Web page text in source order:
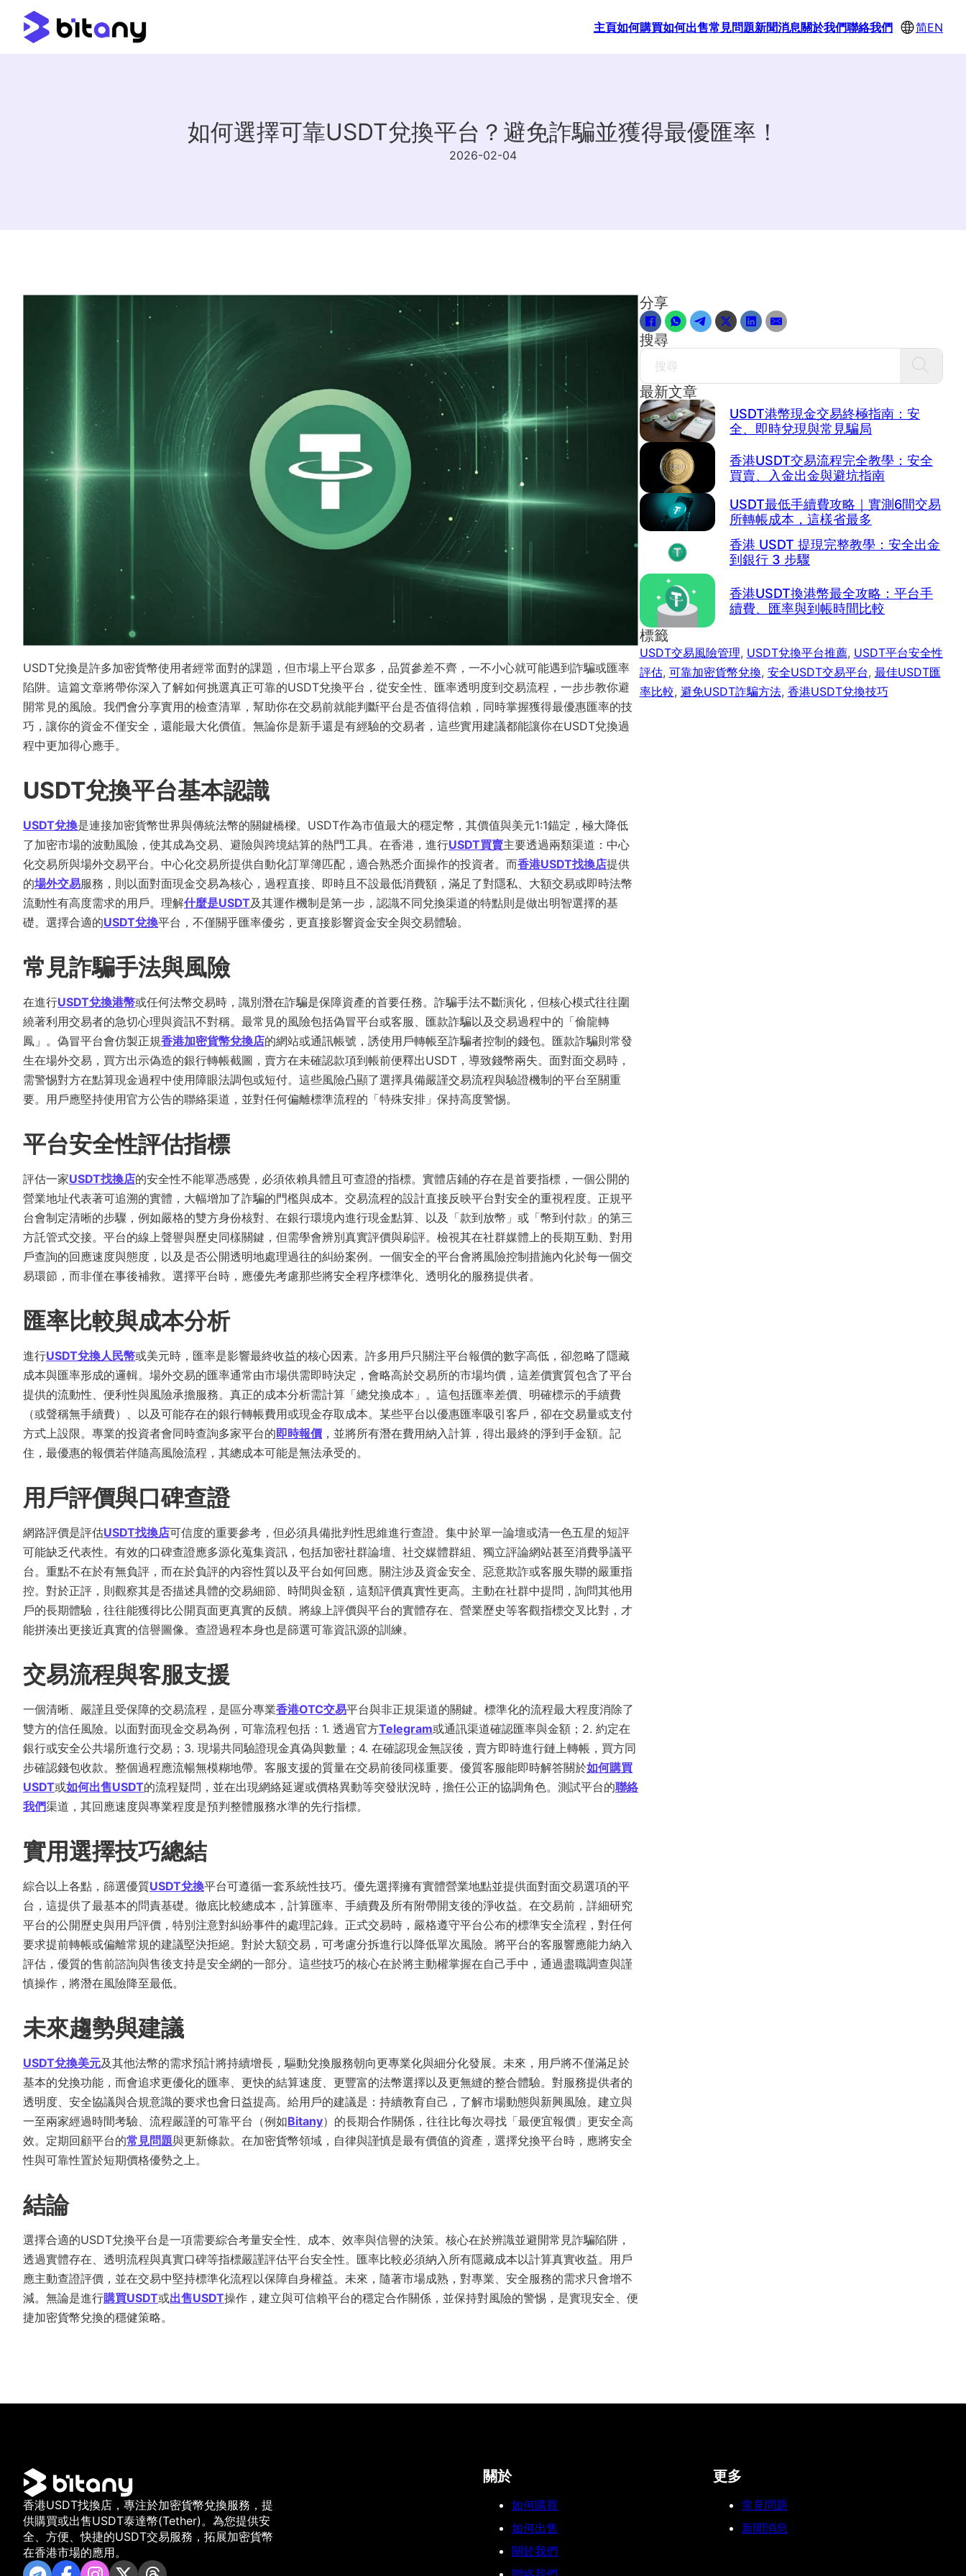
主頁如何購買如何出售常見問題新聞消息關於我們聯絡我們 简EN
如何選擇可靠USDT兌換平台？避免詐騙並獲得最優匯率！
2026-02-04
USDT兌換是許多加密貨幣使用者經常面對的課題，但市場上平台眾多，品質參差不齊，一不小心就可能遇到詐騙或匯率
陷阱。這篇文章將帶你深入了解如何挑選真正可靠的USDT兌換平台，從安全性、匯率透明度到交易流程，一步步教你避
開常見的風險。我們會分享實用的檢查清單，幫助你在交易前就能判斷平台是否值得信賴，同時掌握獲得最優惠匯率的技
巧，讓你的資金不僅安全，還能最大化價值。無論你是新手還是有經驗的交易者，這些實用建議都能讓你在USDT兌換過
程中更加得心應手。
USDT兌換平台基本認識
USDT兌換是連接加密貨幣世界與傳統法幣的關鍵橋樑。USDT作為市值最大的穩定幣，其價值與美元1:1錨定，極大降低
了加密市場的波動風險，使其成為交易、避險與跨境結算的熱門工具。在香港，進行USDT買賣主要透過兩類渠道：中心
化交易所與場外交易平台。中心化交易所提供自動化訂單簿匹配，適合熟悉介面操作的投資者。而香港USDT找換店提供
的場外交易服務，則以面對面現金交易為核心，過程直接、即時且不設最低消費額，滿足了對隱私、大額交易或即時法幣
流動性有高度需求的用戶。理解什麼是USDT及其運作機制是第一步，認識不同兌換渠道的特點則是做出明智選擇的基
礎。選擇合適的USDT兌換平台，不僅關乎匯率優劣，更直接影響資金安全與交易體驗。
常見詐騙手法與風險
在進行USDT兌換港幣或任何法幣交易時，識別潛在詐騙是保障資產的首要任務。詐騙手法不斷演化，但核心模式往往圍
繞著利用交易者的急切心理與資訊不對稱。最常見的風險包括偽冒平台或客服、匯款詐騙以及交易過程中的「偷龍轉
鳳」。偽冒平台會仿製正規香港加密貨幣兌換店的網站或通訊帳號，誘使用戶轉帳至詐騙者控制的錢包。匯款詐騙則常發
生在場外交易，買方出示偽造的銀行轉帳截圖，賣方在未確認款項到帳前便釋出USDT，導致錢幣兩失。面對面交易時，
需警惕對方在點算現金過程中使用障眼法調包或短付。這些風險凸顯了選擇具備嚴謹交易流程與驗證機制的平台至關重
要。用戶應堅持使用官方公告的聯絡渠道，並對任何偏離標準流程的「特殊安排」保持高度警惕。
平台安全性評估指標
評估一家USDT找換店的安全性不能單憑感覺，必須依賴具體且可查證的指標。實體店鋪的存在是首要指標，一個公開的
營業地址代表著可追溯的實體，大幅增加了詐騙的門檻與成本。交易流程的設計直接反映平台對安全的重視程度。正規平
台會制定清晰的步驟，例如嚴格的雙方身份核對、在銀行環境內進行現金點算、以及「款到放幣」或「幣到付款」的第三
方託管式交接。平台的線上聲譽與歷史同樣關鍵，但需學會辨別真實評價與刷評。檢視其在社群媒體上的長期互動、對用
戶查詢的回應速度與態度，以及是否公開透明地處理過往的糾紛案例。一個安全的平台會將風險控制措施內化於每一個交
易環節，而非僅在事後補救。選擇平台時，應優先考慮那些將安全程序標準化、透明化的服務提供者。
匯率比較與成本分析
進行USDT兌換人民幣或美元時，匯率是影響最終收益的核心因素。許多用戶只關注平台報價的數字高低，卻忽略了隱藏
成本與匯率形成的邏輯。場外交易的匯率通常由市場供需即時決定，會略高於交易所的市場均價，這差價實質包含了平台
提供的流動性、便利性與風險承擔服務。真正的成本分析需計算「總兌換成本」。這包括匯率差價、明確標示的手續費
（或聲稱無手續費）、以及可能存在的銀行轉帳費用或現金存取成本。某些平台以優惠匯率吸引客戶，卻在交易量或支付
方式上設限。專業的投資者會同時查詢多家平台的即時報價 ，並將所有潛在費用納入計算，得出最終的淨到手金額。記
住，最優惠的報價若伴隨高風險流程，其總成本可能是無法承受的。
用戶評價與口碑查證
網路評價是評估USDT找換店可信度的重要參考，但必須具備批判性思維進行查證。集中於單一論壇或清一色五星的短評
可能缺乏代表性。有效的口碑查證應多源化蒐集資訊，包括加密社群論壇、社交媒體群組、獨立評論網站甚至消費爭議平
台。重點不在於有無負評，而在於負評的內容性質以及平台如何回應。關注涉及資金安全、惡意欺詐或客服失聯的嚴重指
控。對於正評，則觀察其是否描述具體的交易細節、時間與金額，這類評價真實性更高。主動在社群中提問，詢問其他用
戶的長期體驗，往往能獲得比公開頁面更真實的反饋。將線上評價與平台的實體存在、營業歷史等客觀指標交叉比對，才
能拼湊出更接近真實的信譽圖像。查證過程本身也是篩選可靠資訊源的訓練。
交易流程與客服支援
一個清晰、嚴謹且受保障的交易流程，是區分專業香港OTC交易平台與非正規渠道的關鍵。標準化的流程最大程度消除了
雙方的信任風險。以面對面現金交易為例，可靠流程包括：1. 透過官方Telegram或通訊渠道確認匯率與金額；2. 約定在
銀行或安全公共場所進行交易；3. 現場共同驗證現金真偽與數量；4. 在確認現金無誤後，賣方即時進行鏈上轉帳，買方同
步確認錢包收款。整個過程應流暢無模糊地帶。客服支援的質量在交易前後同樣重要。優質客服能即時解答關於如何購買
USDT或如何出售USDT的流程疑問，並在出現網絡延遲或價格異動等突發狀況時，擔任公正的協調角色。測試平台的聯絡
我們渠道，其回應速度與專業程度是預判整體服務水準的先行指標。
實用選擇技巧總結
綜合以上各點，篩選優質USDT兌換平台可遵循一套系統性技巧。優先選擇擁有實體營業地點並提供面對面交易選項的平
台，這提供了最基本的問責基礎。徹底比較總成本，計算匯率、手續費及所有附帶開支後的淨收益。在交易前，詳細研究
平台的公開歷史與用戶評價，特別注意對糾紛事件的處理記錄。正式交易時，嚴格遵守平台公布的標準安全流程，對任何
要求提前轉帳或偏離常規的建議堅決拒絕。對於大額交易，可考慮分拆進行以降低單次風險。將平台的客服響應能力納入
評估，優質的售前諮詢與售後支持是安全網的一部分。這些技巧的核心在於將主動權掌握在自己手中，通過盡職調查與謹
慎操作，將潛在風險降至最低。
未來趨勢與建議
USDT兌換美元及其他法幣的需求預計將持續增長，驅動兌換服務朝向更專業化與細分化發展。未來，用戶將不僅滿足於
基本的兌換功能，而會追求更優化的匯率、更快的結算速度、更豐富的法幣選擇以及更無縫的整合體驗。對服務提供者的
透明度、安全協議與合規意識的要求也會日益提高。給用戶的建議是：持續教育自己，了解市場動態與新興風險。建立與
一至兩家經過時間考驗、流程嚴謹的可靠平台（例如Bitany）的長期合作關係，往往比每次尋找「最便宜報價」更安全高
效。定期回顧平台的常見問題與更新條款。在加密貨幣領域，自律與謹慎是最有價值的資產，選擇兌換平台時，應將安全
性與可靠性置於短期價格優勢之上。
結論
選擇合適的USDT兌換平台是一項需要綜合考量安全性、成本、效率與信譽的決策。核心在於辨識並避開常見詐騙陷阱，
透過實體存在、透明流程與真實口碑等指標嚴謹評估平台安全性。匯率比較必須納入所有隱藏成本以計算真實收益。用戶
應主動查證評價，並在交易中堅持標準化流程以保障自身權益。未來，隨著市場成熟，對專業、安全服務的需求只會增不
減。無論是進行購買USDT或出售USDT操作，建立與可信賴平台的穩定合作關係，並保持對風險的警惕，是實現安全、便
捷加密貨幣兌換的穩健策略。
分享
搜尋
Search
最新文章
USDT港幣現金交易終極指南：安
全、即時兌現與常見騙局
香港USDT交易流程完全教學：安全
買賣、入金出金與避坑指南
USDT最低手續費攻略｜實測6間交易
所轉帳成本，這樣省最多
香港 USDT 提現完整教學：安全出金
到銀行 3 步驟
香港USDT換港幣最全攻略：平台手
續費、匯率與到帳時間比較
標籤
USDT交易風險管理, USDT兌換平台推薦, USDT平台安全性
評估, 可靠加密貨幣兌換, 安全USDT交易平台, 最佳USDT匯
率比較, 避免USDT詐騙方法, 香港USDT兌換技巧
香港USDT找換店，專注於加密貨幣兌換服務，提
供購買或出售USDT泰達幣(Tether)。為您提供安
全、方便、快捷的USDT交易服務，拓展加密貨幣
在香港市場的應用。
關於
如何購買
如何出售
關於我們
更多
常見問題
新聞消息